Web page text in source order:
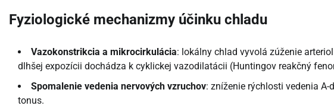
Fyziologické mechanizmy účinku chladu
Vazokonstrikcia a mikrocirkulácia: lokálny chlad vyvolá zúženie
dlhšej expozícii dochádza k cyklickej vazodilatácii (Huntingov reakčný
Spomalenie vedenia nervových vzruchov: zníženie rýchlosti vedenia
tonus.